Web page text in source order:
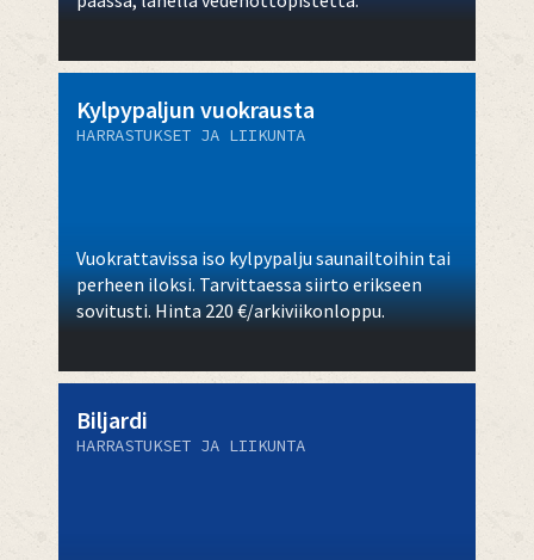
Kylpypaljun vuokrausta
HARRASTUKSET JA LIIKUNTA
Vuokrattavissa iso kylpypalju saunailtoihin tai
perheen iloksi. Tarvittaessa siirto erikseen
sovitusti. Hinta 220 €/arkiviikonloppu.
Biljardi
HARRASTUKSET JA LIIKUNTA